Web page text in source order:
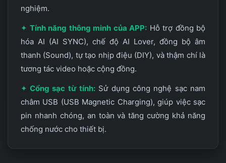
nghiệm.
✦ Tính năng thông minh của APP: Hỗ trợ đồng bộ
hóa AI (AI SYNC), chế độ AI Lover, đồng bộ âm
thanh (Sound), tự tạo nhịp điệu (DIY), và thậm chí là
tương tác video hoặc cộng đồng.
✦ Cổng sạc từ tính: Sử dụng công nghệ sạc nam
châm USB (USB Magnetic Charging), giúp việc sạc
pin nhanh chóng, an toàn và tăng cường khả năng
chống nước cho thiết bị.